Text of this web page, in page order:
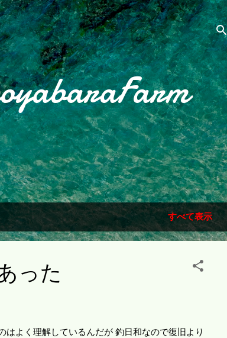
ツに移動
すべて表示
った
はよく理解しているんだが 釣日和なので復旧より